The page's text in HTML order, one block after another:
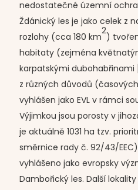
nedostatečné územní
Ždánický les je jako celek z
rozlohy (cca 180 km
2
)
habitaty (zejména
karpatskými dubohabřinami
z různých důvodů
vyhlášen jako EVL v rámci
Výjimkou jsou porosty v
je aktuálně 1031 ha tzv.
směrnice rady č. 92/43/
vyhlášeno jako evropsky
Dambořický les. Další